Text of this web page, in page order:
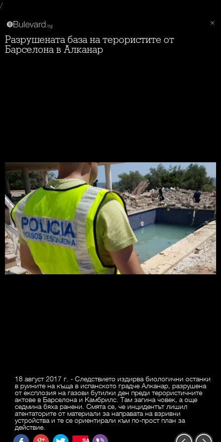
/
Разрушената база на терористите от
Барселона в Алканар
18 август 2017 г. - Следствието издирва биологични останки
в руините на къща в испанското градче Алканар, разрушена
от експлозия на газови бутилки ден преди терористичните
актове в Барселона и Камбрилс. Там загина човек, а още
седмина бяха ранени. Смята се, че инцидентът лишил
атентаторите от материали за направата на взривни
устройства и те се ориентирали към по-прост план за
действие.
SAVE